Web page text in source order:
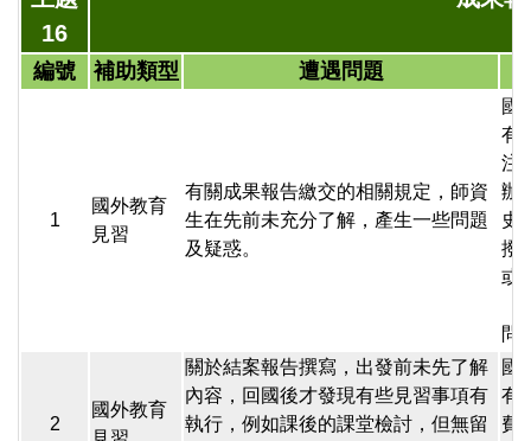
16
編號 補助類型 遭遇問題
1
國外教育
見習
有關成果報告繳交的相關規定，師資
生在先前未充分了解，產生一些問題
及疑惑。
國
有
注
辦
史
撥
或
問
2
國外教育
關於結案報告撰寫，出發前未先了解
內容，回國後才發現有些見習事項有
執行，例如課後的課堂檢討，但無留
國
有
費